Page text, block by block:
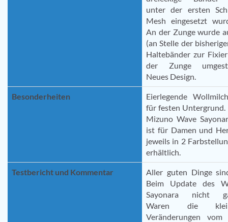
unter der ersten
Mesh eingesetzt
An der Zunge wurde
(an Stelle der
Haltebänder zur
der Zunge
Neues Design.
Besonderheiten
Eierlegende
für festen Untergrund.
Mizuno Wave
ist für Damen und
jeweils in 2
erhältlich.
Testbericht und Kommentar
Aller guten Dinge
Beim Update des
Sayonara nicht
Waren die
Veränderungen vom